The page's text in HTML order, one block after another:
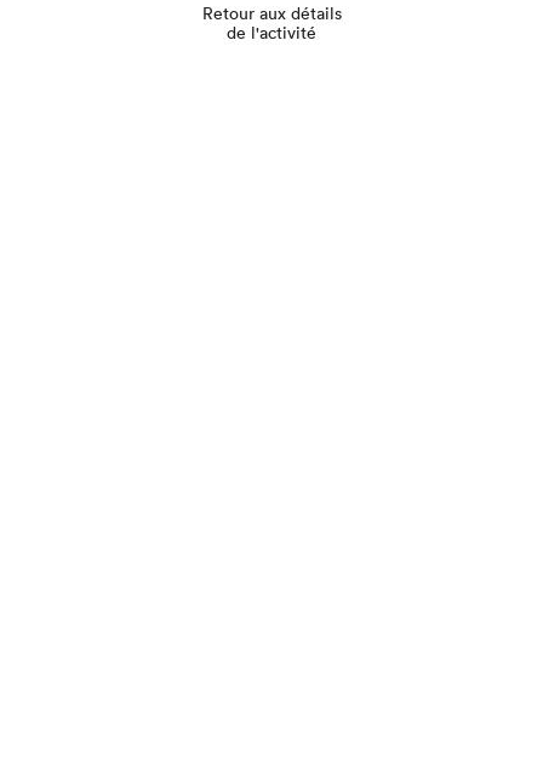
Retour aux détails
de l'activité